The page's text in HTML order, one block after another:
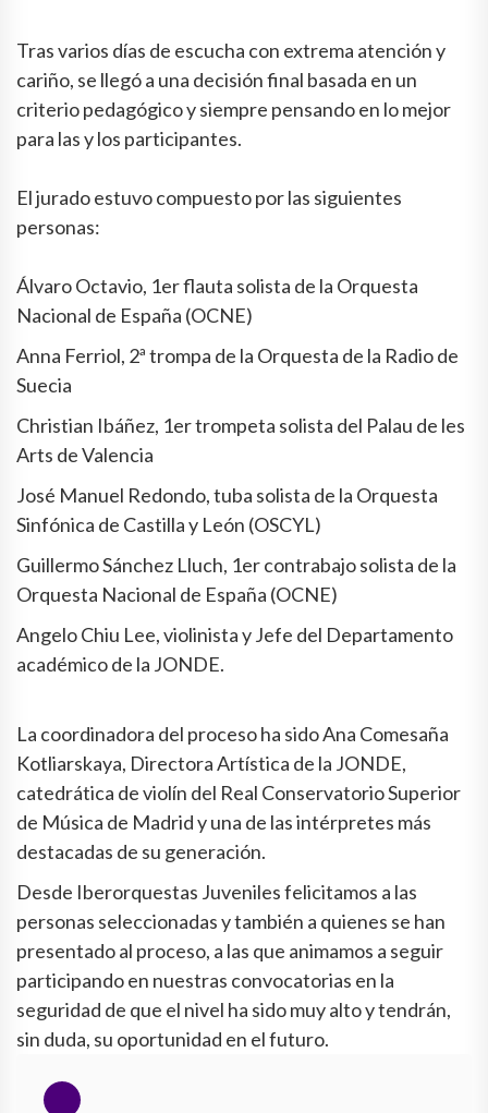
Tras varios días de escucha con extrema atención y
cariño, se llegó a una decisión final basada en un
criterio pedagógico y siempre pensando en lo mejor
para las y los participantes.
El jurado estuvo compuesto por las siguientes
personas:
Álvaro Octavio, 1er flauta solista de la Orquesta
Nacional de España (OCNE)
Anna Ferriol, 2ª trompa de la Orquesta de la Radio de
Suecia
Christian Ibáñez, 1er trompeta solista del Palau de les
Arts de Valencia
José Manuel Redondo, tuba solista de la Orquesta
Sinfónica de Castilla y León (OSCYL)
Guillermo Sánchez Lluch, 1er contrabajo solista de la
Orquesta Nacional de España (OCNE)
Angelo Chiu Lee, violinista y Jefe del Departamento
académico de la JONDE.
La coordinadora del proceso ha sido Ana Comesaña
Kotliarskaya, Directora Artística de la JONDE,
catedrática de violín del Real Conservatorio Superior
de Música de Madrid y una de las intérpretes más
destacadas de su generación.
Desde Iberorquestas Juveniles felicitamos a las
personas seleccionadas y también a quienes se han
presentado al proceso, a las que animamos a seguir
participando en nuestras convocatorias en la
seguridad de que el nivel ha sido muy alto y tendrán,
sin duda, su oportunidad en el futuro.